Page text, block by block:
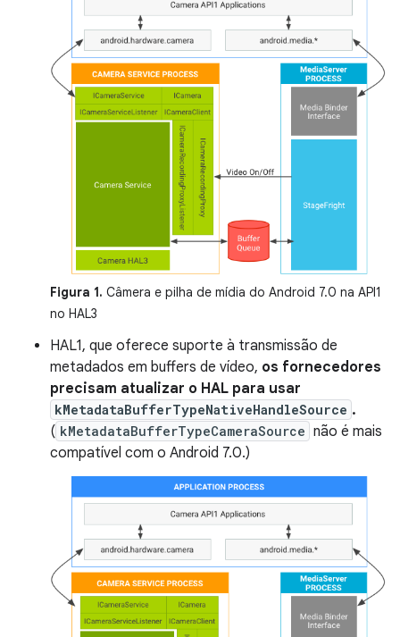
Figura 1. Câmera e pilha de mídia do Android 7.0 na API1
no HAL3
HAL1, que oferece suporte à transmissão de
metadados em buffers de vídeo, os fornecedores
precisam atualizar o HAL para usar
kMetadataBufferTypeNativeHandleSource .
( kMetadataBufferTypeCameraSource não é mais
compatível com o Android 7.0.)